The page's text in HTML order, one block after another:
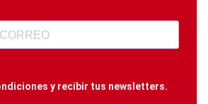
y recibir tus newsletters.